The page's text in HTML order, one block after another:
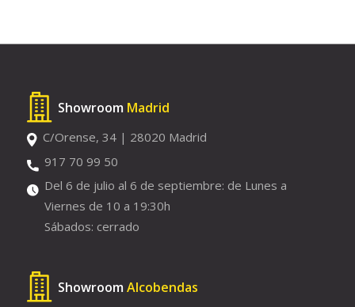
Showroom Madrid
C/Orense, 34 | 28020 Madrid
917 70 99 50
Del 6 de julio al 6 de septiembre: de Lunes a
Viernes de 10 a 19:30h
Sábados: cerrado
Showroom Alcobendas